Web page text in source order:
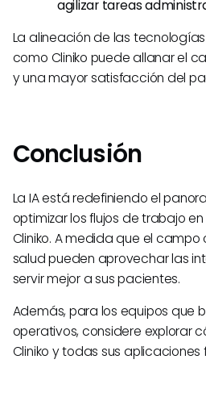
agilizar tareas
La alineación de las
como Cliniko puede allanar el
y una mayor satisfacción del
Conclusión
La IA está redefiniendo el
optimizar los flujos de trabajo
Cliniko. A medida que el
salud pueden aprovechar las
servir mejor a sus pacientes.
Además, para los equipos que
operativos, considere explorar
Cliniko y todas sus aplicaciones